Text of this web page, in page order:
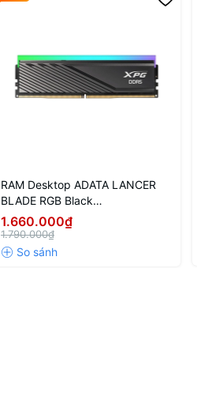
RAM Desktop ADATA LANCER
BLADE RGB Black
(AX5U6000C4816G-SLABRBK)
16GB (1x16GB) DDR5 6000MHz
1.660.000₫
1.790.000₫